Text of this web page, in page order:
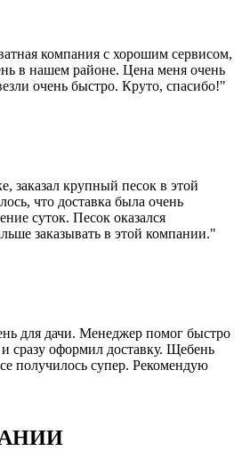
компания с хорошим сервисом,
в нашем районе. Цена меня очень
очень быстро. Круто, спасибо!"
заказал крупный песок в этой
что доставка была очень
суток. Песок оказался
заказывать в этой компании."
для дачи. Менеджер помог быстро
сразу оформил доставку. Щебень
получилось супер. Рекомендую